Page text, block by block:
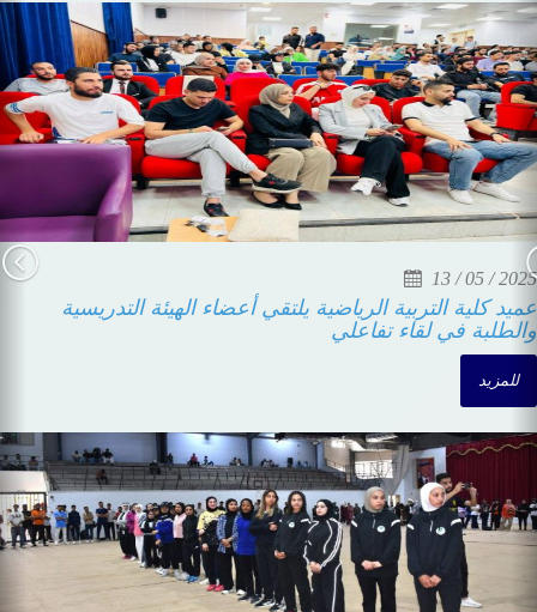
13 / 05 / 2025
عميد كلية التربية الرياضية يلتقي أعضاء الهيئة التدريسية
والطلبة في لقاء تفاعلي
للمزيد